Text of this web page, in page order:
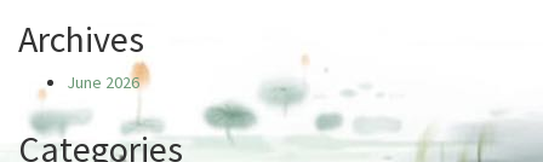
Archives
June 2026
Categories